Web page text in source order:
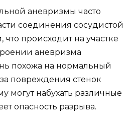
аневризмы часто
соединения сосудистой
что происходит на участке
аневризма
похожа на нормальный
повреждения стенок
могут набухать различные
опасность разрыва.